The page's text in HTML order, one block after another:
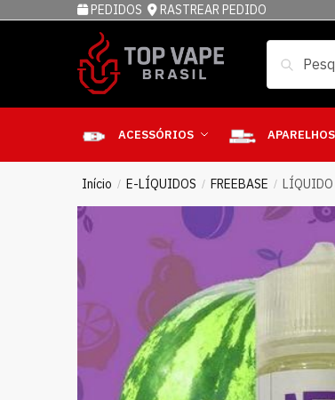
PEDIDOS RASTREAR PEDIDO
ACESSÓRIOS APARELHOS
Início / E-LÍQUIDOS / FREEBASE / LÍQUIDO